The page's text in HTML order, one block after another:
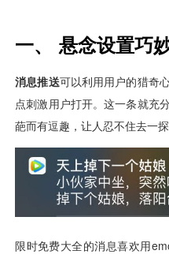
用户运营
AI应用工坊
海外推送
一键认证
品牌营销
城市治理
大数据精准宣防
银行数字化
合规指南
我的开发者中心
了解我们
公司简介
新闻动态